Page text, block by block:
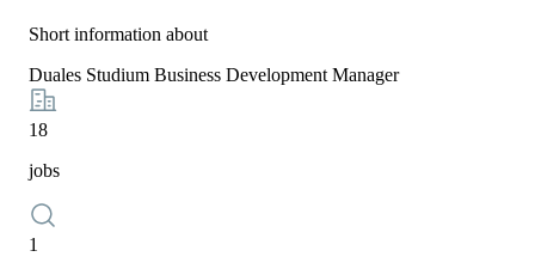
Short information about
Duales Studium Business Development Manager
18
jobs
1